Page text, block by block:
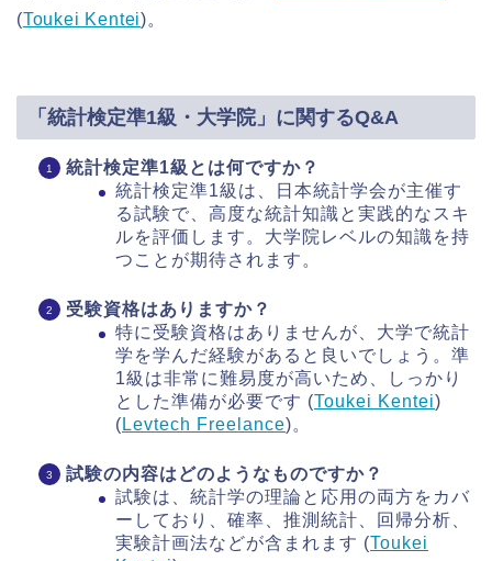
(Toukei Kentei)​。
「統計検定準1級・大学院」に関するQ&A
統計検定準1級とは何ですか？
統計検定準1級は、日本統計学会が主催す
る試験で、高度な統計知識と実践的なスキ
ルを評価します。大学院レベルの知識を持
つことが期待されます。
受験資格はありますか？
特に受験資格はありませんが、大学で統計
学を学んだ経験があると良いでしょう。準
1級は非常に難易度が高いため、しっかり
とした準備が必要です​ (Toukei Kentei)​​
( Levtech Freelance)​。
試験の内容はどのようなものですか？
試験は、統計学の理論と応用の両方をカバ
ーしており、確率、推測統計、回帰分析、
実験計画法などが含まれます​ (Toukei